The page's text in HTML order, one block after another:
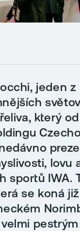
jeden z
který
lovu
sportů IWA.
se koná